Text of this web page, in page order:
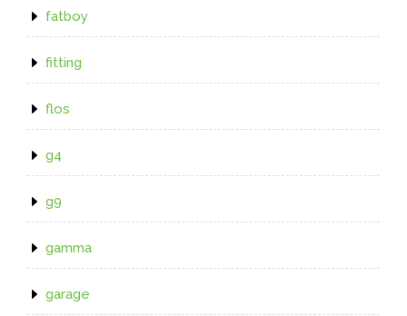
fatboy
fitting
flos
g4
g9
gamma
garage